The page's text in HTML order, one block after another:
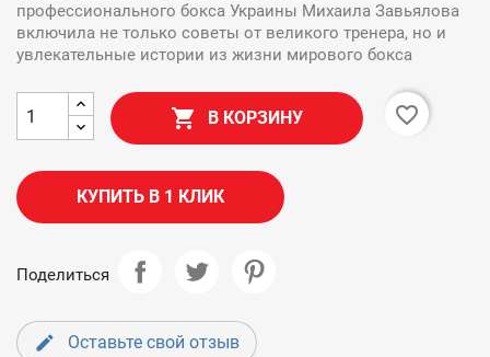
профессионального бокса Украины Михаила Завьялова
включила не только советы от великого тренера, но и
увлекательные истории из жизни мирового бокса
 В КОРЗИНУ favorite_border
КУПИТЬ В 1 КЛИК
Поделиться
Оставьте свой отзыв